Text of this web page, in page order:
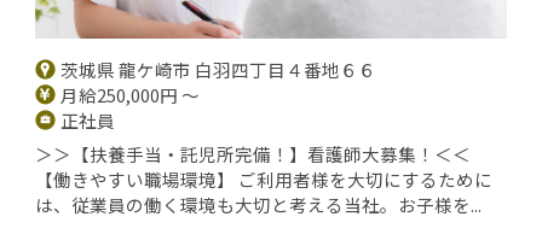
茨城県 龍ケ崎市 白羽四丁目４番地６６
月給250,000円 ～
正社員
＞＞【扶養手当・託児所完備！】看護師大募集！＜＜
【働きやすい職場環境】 ご利用者様を大切にするために
は、従業員の働く環境も大切と考える当社。お子様を...